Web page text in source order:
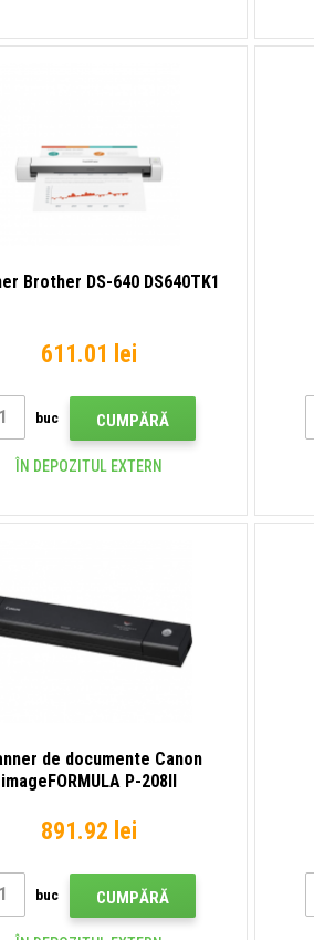
Brother DS-640 DS640TK1
611.01 lei
buc CUMPĂRĂ
ÎN DEPOZITUL EXTERN
de documente Canon
imageFORMULA P-208II
891.92 lei
buc CUMPĂRĂ